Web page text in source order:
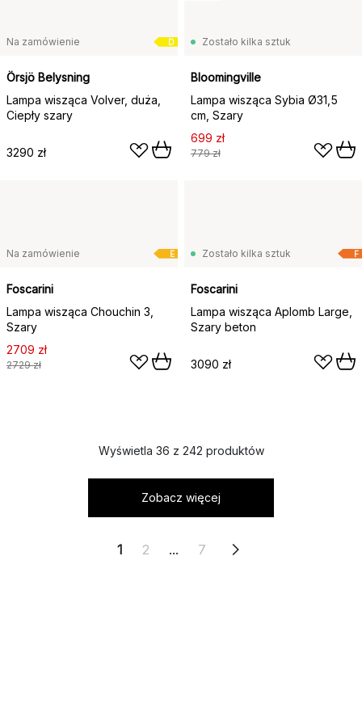
D
Na zamówienie
Örsjö Belysning
Lampa wisząca Volver, duża,
Ciepły szary
3290 zł
Zostało kilka sztuk
Bloomingville
Lampa wisząca Sybia Ø31,5
cm, Szary
699 zł
779 zł
E
Na zamówienie
Foscarini
Lampa wisząca Chouchin 3,
Szary
2709 zł
2729 zł
F
Zostało kilka sztuk
Foscarini
Lampa wisząca Aplomb Large,
Szary beton
3090 zł
Wyświetla 36 z 242 produktów
Zobacz więcej
1 2 ... 7